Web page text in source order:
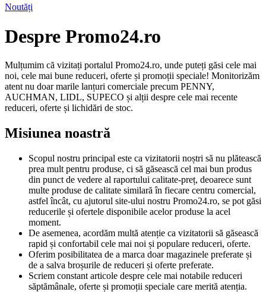
Noutăți
Despre Promo24.ro
Mulțumim că vizitați portalul Promo24.ro, unde puteți găsi cele mai
noi, cele mai bune reduceri, oferte și promoții speciale! Monitorizăm
atent nu doar marile lanțuri comerciale precum PENNY,
AUCHMAN, LIDL, SUPECO și alții despre cele mai recente
reduceri, oferte și lichidări de stoc.
Misiunea noastră
Scopul nostru principal este ca vizitatorii noștri să nu plătească
prea mult pentru produse, ci să găsească cel mai bun produs
din punct de vedere al raportului calitate-preț, deoarece sunt
multe produse de calitate similară în fiecare centru comercial,
astfel încât, cu ajutorul site-ului nostru Promo24.ro, se pot găsi
reducerile și ofertele disponibile acelor produse la acel
moment.
De asemenea, acordăm multă atenție ca vizitatorii să găsească
rapid și confortabil cele mai noi și populare reduceri, oferte.
Oferim posibilitatea de a marca doar magazinele preferate și
de a salva broșurile de reduceri și oferte preferate.
Scriem constant articole despre cele mai notabile reduceri
săptămânale, oferte și promoții speciale care merită atenția.